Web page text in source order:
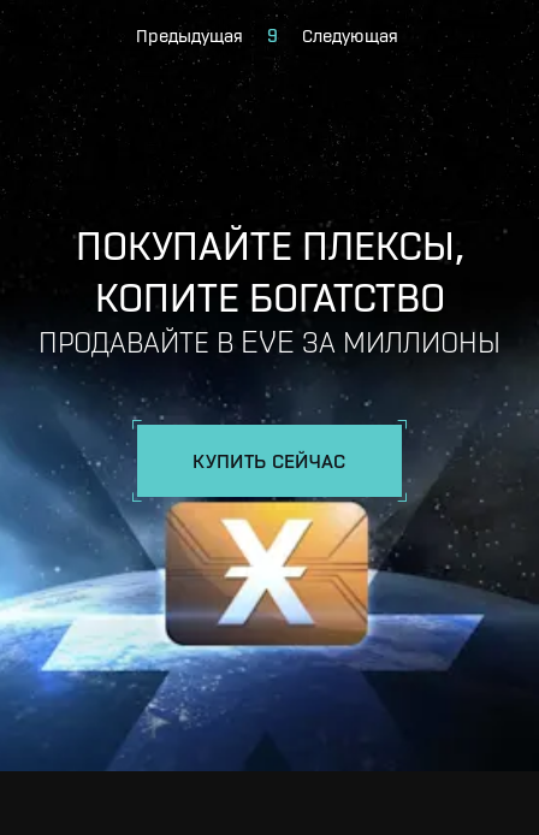
Предыдущая 9 Следующая
ПОКУПАЙТЕ ПЛЕКСЫ,
КОПИТЕ БОГАТСТВО
ПРОДАВАЙТЕ В EVE ЗА МИЛЛИОНЫ
КУПИТЬ СЕЙЧАС